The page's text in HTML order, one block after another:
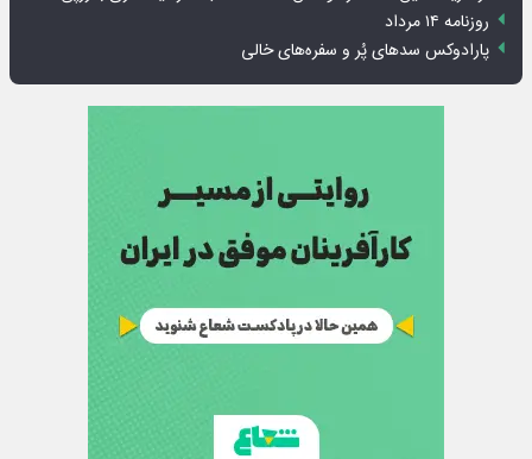
روزنامه ۱۴ مرداد
پارادوکس سدهای پُر و سفره‌های خالی